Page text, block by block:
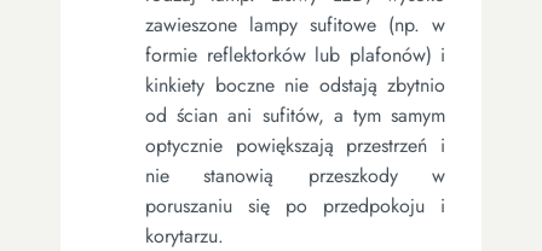
zawieszone lampy sufitowe (np. w
formie reflektorków lub plafonów) i
kinkiety boczne nie odstają zbytnio
od ścian ani sufitów, a tym samym
optycznie powiększają przestrzeń i
nie stanowią przeszkody w
poruszaniu się po przedpokoju i
korytarzu.